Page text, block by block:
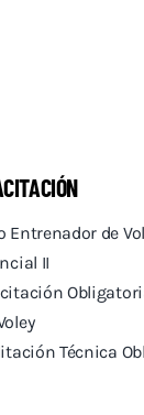
Entrenador de
II
Técnica